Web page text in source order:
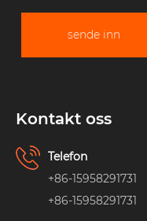
sende inn
Kontakt oss
Telefon
+86-15958291731
+86-15958291731